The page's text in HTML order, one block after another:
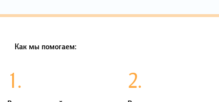
Как мы помогаем:
1. 2.